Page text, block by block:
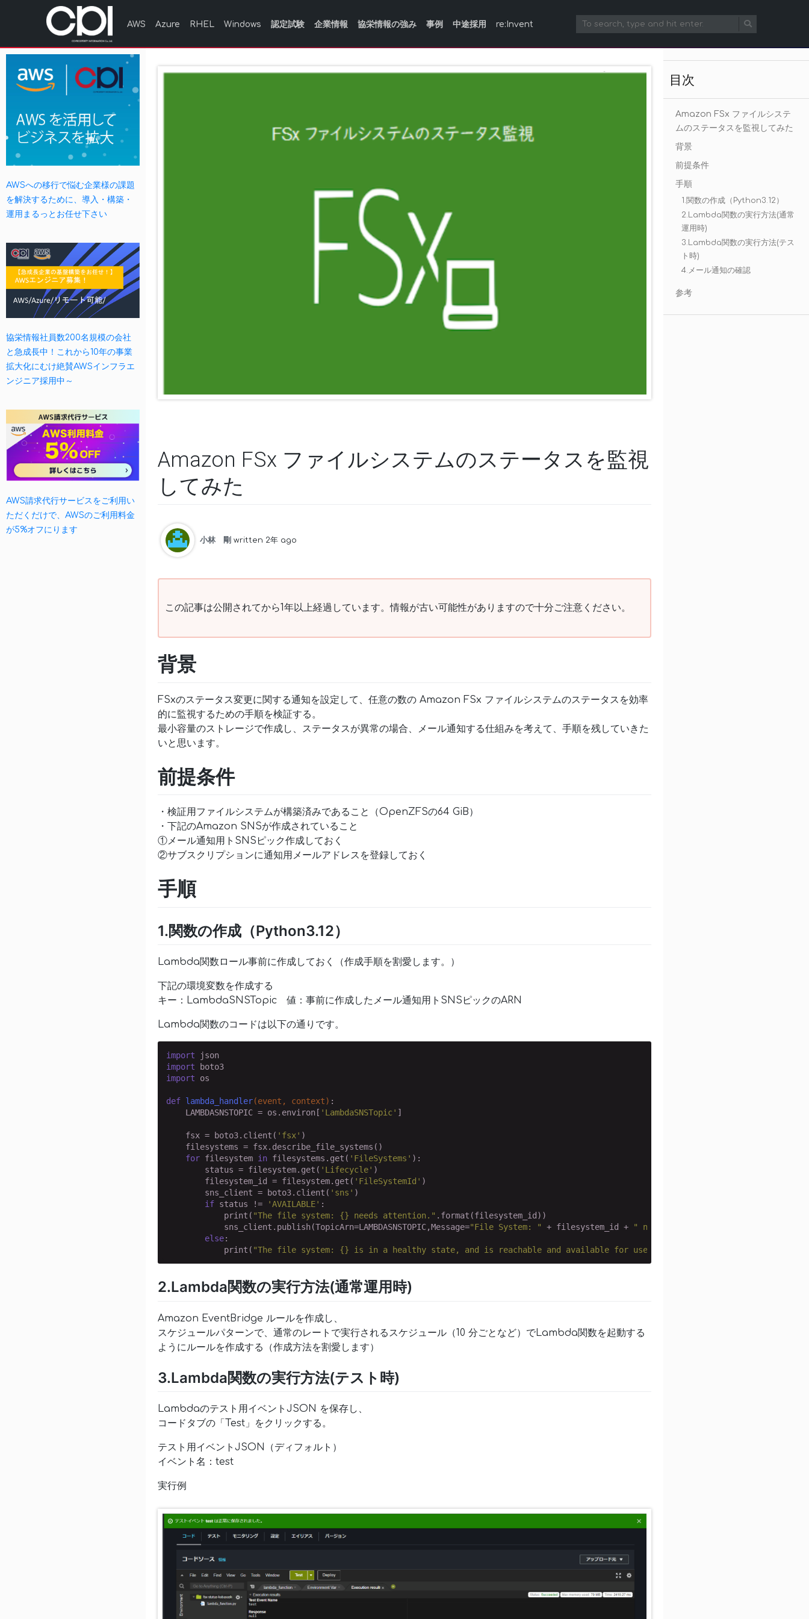
AWS Azure RHEL Windows 認定試験 企業情報 協栄情報の強み 事例 中途採用 re:Invent
AWSへの移行で悩む企業様の課題
を解決するために、導入・構築・
運用まるっとお任せ下さい
協栄情報社員数200名規模の会社
と急成長中！これから10年の事業
拡大化にむけ絶賛AWSインフラエ
ンジニア採用中～
AWS請求代行サービスをご利用い
ただくだけで、AWSのご利用料金
が5%オフにります
Amazon FSx ファイルシステムのステータスを監視
してみた
小林 剛 written 2年 ago
この記事は公開されてから1年以上経過しています。情報が古い可能性がありますので十分ご注意ください。
背景
FSxのステータス変更に関する通知を設定して、任意の数の Amazon FSx ファイルシステムのステータスを効率
的に監視するための手順を検証する。
最小容量のストレージで作成し、ステータスが異常の場合、メール通知する仕組みを考えて、手順を残していきた
いと思います。
前提条件
・検証用ファイルシステムが構築済みであること（OpenZFSの64 GiB）
・下記のAmazon SNSが作成されていること
①メール通知用トSNSピック作成しておく
②サブスクリプションに通知用メールアドレスを登録しておく
手順
1.関数の作成（Python3.12）
Lambda関数ロール事前に作成しておく（作成手順を割愛します。）
下記の環境変数を作成する
キー：LambdaSNSTopic 値：事前に作成したメール通知用トSNSピックのARN
Lambda関数のコードは以下の通りです。
import
json
import
boto3
import os
def lambda_handler(event, context) :
    LAMBDASNSTOPIC = os.environ[
'LambdaSNSTopic' ]
    fsx = boto3.client(
'fsx' )
    filesystems = fsx.describe_file_systems()
for filesystem in filesystems.get( 'FileSystems' ):
        status = filesystem.get(
'Lifecycle' )
        filesystem_id = filesystem.get(
'FileSystemId' )
        sns_client = boto3.client(
'sns' )
if status != 'AVAILABLE' :
            print(
"The file system: {} needs attention." .format(filesystem_id))
            sns_client.publish(TopicArn=LAMBDASNSTOPIC,Message=
"File System: " + filesystem_id + " needs attention. The status is: "
else:
            print(
"The file system: {} is in a healthy state, and is reachable and available for use."
2.Lambda関数の実行方法(通常運用時)
Amazon EventBridge ルールを作成し、
スケジュールパターンで、通常のレートで実行されるスケジュール（10 分ごとなど）でLambda関数を起動する
ようにルールを作成する（作成方法を割愛します）
3.Lambda関数の実行方法(テスト時)
Lambdaのテスト用イベントJSON を保存し、
コードタブの「Test」をクリックする。
テスト用イベントJSON（ディフォルト）
イベント名：test
実行例
目次
Amazon FSx ファイルシステ
ムのステータスを監視してみた
背景
前提条件
手順
1.関数の作成（Python3.12）
2.Lambda関数の実行方法(通常
運用時)
3.Lambda関数の実行方法(テス
ト時)
4.メール通知の確認
参考